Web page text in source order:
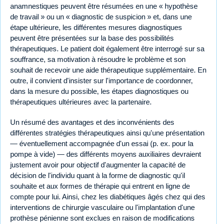
anamnestiques peuvent être résumées en une « hypothèse
de travail » ou un « diagnostic de suspicion » et, dans une
étape ultérieure, les différentes mesures diagnostiques
peuvent être présentées sur la base des possibilités
thérapeutiques. Le patient doit également être interrogé sur sa
souffrance, sa motivation à résoudre le problème et son
souhait de recevoir une aide thérapeutique supplémentaire. En
outre, il convient d'insister sur l'importance de coordonner,
dans la mesure du possible, les étapes diagnostiques ou
thérapeutiques ultérieures avec la partenaire.
Un résumé des avantages et des inconvénients des
différentes stratégies thérapeutiques ainsi qu'une présentation
— éventuellement accompagnée d'un essai (p. ex. pour la
pompe à vide) — des différents moyens auxiliaires devraient
justement avoir pour objectif d'augmenter la capacité de
décision de l'individu quant à la forme de diagnostic qu'il
souhaite et aux formes de thérapie qui entrent en ligne de
compte pour lui. Ainsi, chez les diabétiques âgés chez qui des
interventions de chirurgie vasculaire ou l'implantation d'une
prothèse pénienne sont exclues en raison de modifications